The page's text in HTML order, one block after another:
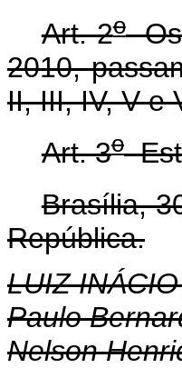
Art. 2oOs
2010,
II, III, IV, V e
Art. 3o
Brasília,
República.
LUIZ
Paulo
Nelson